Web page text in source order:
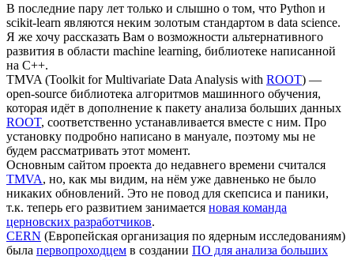
В последние пару лет только и слышно о том, что Python и
scikit-learn являются неким золотым стандартом в data science.
Я же хочу рассказать Вам о возможности альтернативного
развития в области machine learning, библиотеке написанной
на С++.
TMVA (Toolkit for Multivariate Data Analysis with ROOT) —
open-source библиотека алгоритмов машинного обучения,
которая идёт в дополнение к пакету анализа больших данных
ROOT, соответственно устанавливается вместе с ним. Про
установку подробно написано в мануале, поэтому мы не
будем рассматривать этот момент.
Основным сайтом проекта до недавнего времени считался
TMVA, но, как мы видим, на нём уже давненько не было
никаких обновлений. Это не повод для скепсиса и паники,
т.к. теперь его развитием занимается новая команда
церновских разработчиков.
CERN (Европейская организация по ядерным исследованиям)
была первопроходцем в создании ПО для анализа больших